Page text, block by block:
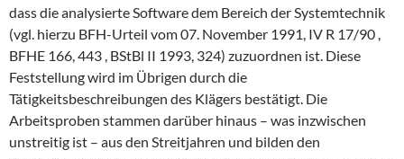
dass die analysierte Software dem Bereich der Systemtechnik
(vgl. hierzu BFH-Urteil vom 07. November 1991, IV R 17/90 ,
BFHE 166, 443 , BStBl II 1993, 324) zuzuordnen ist. Diese
Feststellung wird im Übrigen durch die
Tätigkeitsbeschreibungen des Klägers bestätigt. Die
Arbeitsproben stammen darüber hinaus – was inzwischen
unstreitig ist – aus den Streitjahren und bilden den